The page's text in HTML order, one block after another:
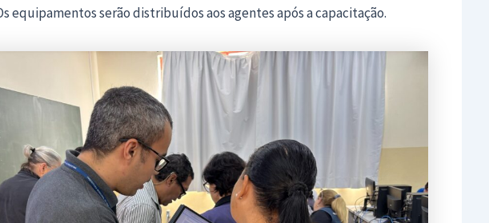
equipamentos serão distribuídos aos agentes após a capacitação.